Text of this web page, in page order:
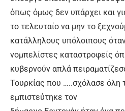
όπως όμως δεν υπάρχει και
το τελευταίο να μην το
κατάλληλους υπόλοιπους
νομπελίστες καταστροφείς
κυβερνούν απλά
Τουρκίας που …..σχόλασε όλη
εμπιστεύτηκε τον